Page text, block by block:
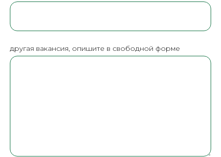
другая вакансия, опишите в свободной форме